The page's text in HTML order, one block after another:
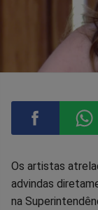
no
no
Os artistas
advindas
na